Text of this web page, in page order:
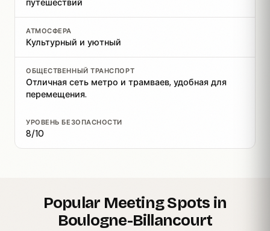
путешествий
АТМОСФЕРА
Культурный и уютный
ОБЩЕСТВЕННЫЙ ТРАНСПОРТ
Отличная сеть метро и трамваев, удобная для
перемещения.
УРОВЕНЬ БЕЗОПАСНОСТИ
8/10
Popular Meeting Spots in
Boulogne-Billancourt